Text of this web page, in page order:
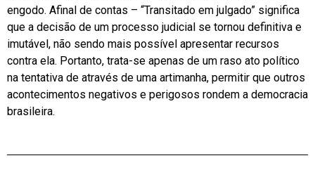
engodo. Afinal de contas – “Transitado em julgado” significa
que a decisão de um processo judicial se tornou definitiva e
imutável, não sendo mais possível apresentar recursos
contra ela. Portanto, trata-se apenas de um raso ato político
na tentativa de através de uma artimanha, permitir que outros
acontecimentos negativos e perigosos rondem a democracia
brasileira.